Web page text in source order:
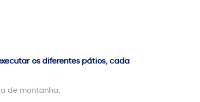
os diferentes pátios, cada
de montanha.